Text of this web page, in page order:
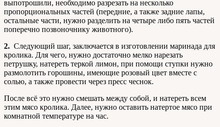
выпотрошили, необходимо разрезать на несколько
пропорциональных частей (передние, а также задние лапы,
остальные части, нужно разделить на четыре либо пять частей
поперечно позвоночнику животного).
2. Следующий шаг, заключается в изготовлении маринада для
кролика. Для чего, нужно достаточно мелко нарезать
петрушку, натереть теркой лимон, при помощи ступки нужно
размолотить горошины, имеющие розовый цвет вместе с
солью, а также провести через пресс чеснок.
После всё это нужно смешать между собой, и натереть всем
этим мясо кролика. Далее, нужно оставить натертое мясо при
комнатной температуре на час.